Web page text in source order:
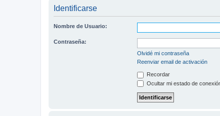
Identificarse
Nombre de Usuario:
Contraseña:
Olvidé mi contraseña
Reenviar email de activación
Recordar
Ocultar mi estado de